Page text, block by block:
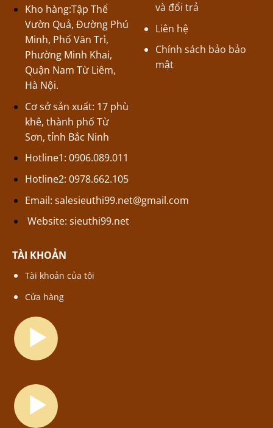
Kho hàng:Tập Thể
Vườn Quả, Đường Phú
Minh, Phố Văn Trì,
Phường Minh Khai,
Quận Nam Từ Liêm,
Hà Nội.
Cơ sở sản xuất: 17 phù
khê, thành phố Từ
Sơn, tỉnh Bắc Ninh
Hotline1: 0906.089.011
Hotline2: 0978.662.105
Email: salesieuthi99.net@gmail.com
Website: sieuthi99.net
và đổi trả
Liên hệ
Chính sách bảo bảo
mật
TÀI KHOẢN
Tài khoản của tôi
Cửa hàng